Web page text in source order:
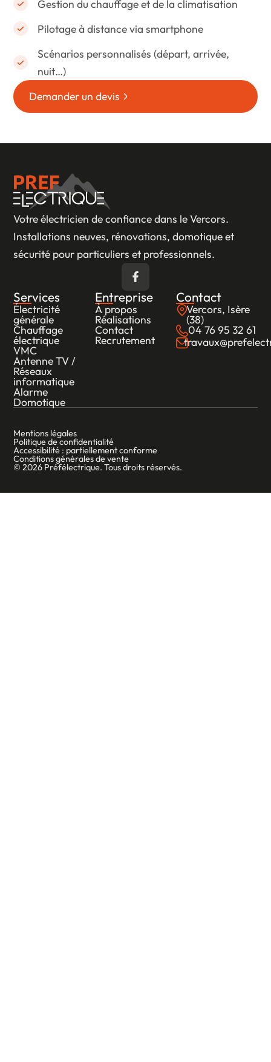
Gestion du chauffage et de la climatisation
Pilotage à distance via smartphone
Scénarios personnalisés (départ, arrivée,
nuit…)
Demander un devis
Votre électricien de confiance dans le Vercors.
Installations neuves, rénovations, domotique et
sécurité pour particuliers et professionnels.
Services
Électricité
générale
Chauffage
électrique
VMC
Antenne TV /
Réseaux
informatique
Alarme
Domotique
Entreprise
À propos
Réalisations
Contact
Recrutement
Contact
Vercors, Isère
(38)
04 76 95 32 61
© 2026 Préfélectrique. Tous droits réservés.
Mentions légales
Politique de confidentialité
Accessibilité : partiellement conforme
Conditions générales de vente